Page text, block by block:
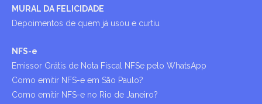
MURAL DA FELICIDADE
Depoimentos de quem já usou e curtiu
NFS-e
Emissor Grátis de Nota Fiscal NFSe pelo WhatsApp
Como emitir NFS-e em São Paulo?
Como emitir NFS-e no Rio de Janeiro?